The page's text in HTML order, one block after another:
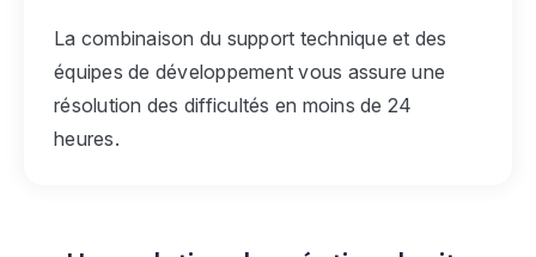
La combinaison du support technique et des
équipes de développement vous assure une
résolution des difficultés en moins de 24
heures.